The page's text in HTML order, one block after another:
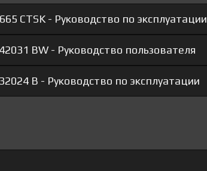
CTSK - Руководство по эксплуатации
BW - Руководство пользователя
B - Руководство по эксплуатации